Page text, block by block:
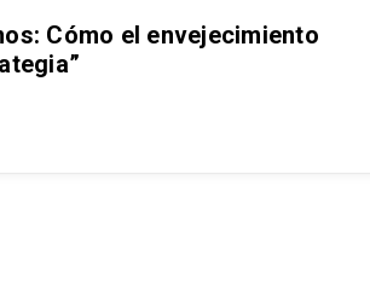
Cómo el envejecimiento